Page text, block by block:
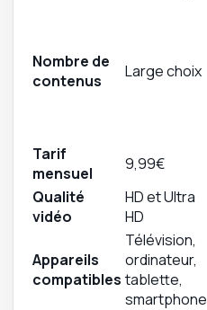
Nombre de
contenus
Large choix
Tarif
mensuel
9,99€
Qualité
vidéo
HD et Ultra
HD
Appareils
compatibles
Télévision,
ordinateur,
tablette,
smartphone